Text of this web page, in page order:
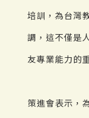
培訓，為台灣
調，這不僅是
友專業能力的
策進會表示，